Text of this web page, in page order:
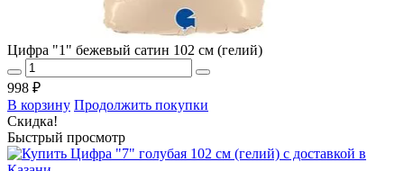
Цифра "1" бежевый сатин 102 см (гелий)
998 ₽
В корзину Продолжить покупки
Скидка!
Быстрый просмотр